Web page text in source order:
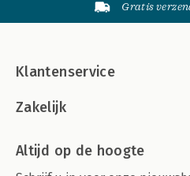
Gratis
Klantenservice
Zakelijk
Altijd op de hoogte